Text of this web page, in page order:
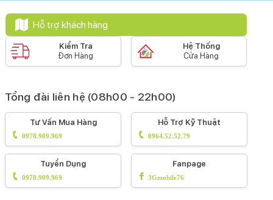
Hỗ trợ khách hàng
Kiểm Tra
Đơn Hàng
Hệ Thống
Cửa Hàng
Tổng đài liên hệ (08h00 - 22h00)
Tư Vấn Mua Hàng
0978.909.969
Hỗ Trợ Kỹ Thuật
0964.52.52.79
Tuyển Dụng
0978.909.969
Fanpage
3Gmobile76